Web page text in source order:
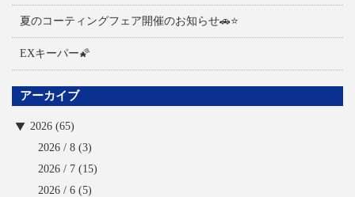
夏のコーティングフェア開催のお知らせ🚗⭐
EXキーパー🌠
アーカイブ
2026 (65)
2026 / 8 (3)
2026 / 7 (15)
2026 / 6 (5)